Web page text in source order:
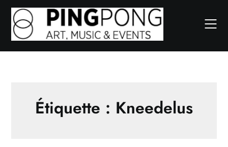
Skip
content
Étiquette : Kneedelus